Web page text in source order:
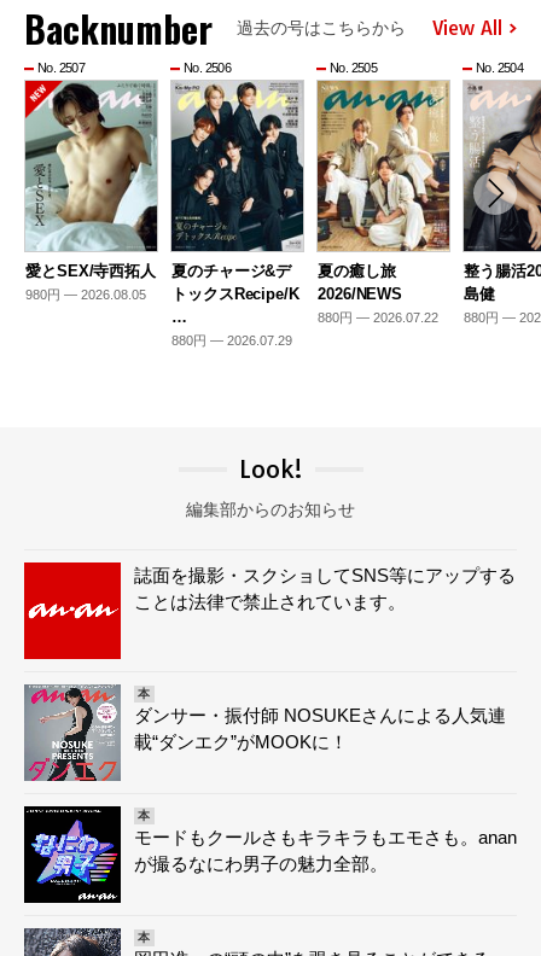
Backnumber 過去の号はこちらから View All
No. 2507
愛とSEX/寺西拓人
980円 — 2026.08.05
No. 2506
夏のチャージ&デ
トックスRecipe/K
…
880円 — 2026.07.29
No. 2505
夏の癒し旅
2026/NEWS
880円 — 2026.07.22
No. 2504
整う腸活
島健
880円 —
Look!
編集部からのお知らせ
誌面を撮影・スクショしてSNS等にアップする
ことは法律で禁止されています。
本
ダンサー・振付師 NOSUKEさんによる人気連
載“ダンエク”がMOOKに！
本
モードもクールさもキラキラもエモさも。anan
が撮るなにわ男子の魅力全部。
本